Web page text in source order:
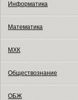
Информатика
Математика
МХК
Обществознание
ОБЖ